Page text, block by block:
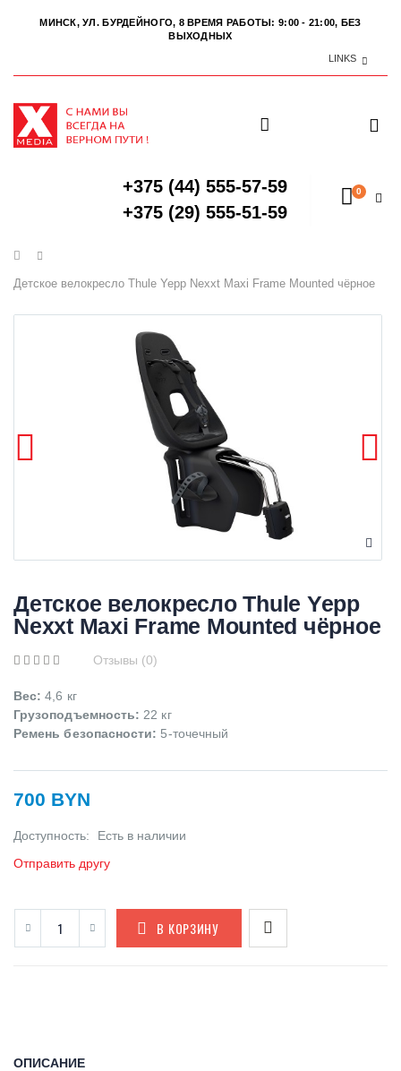
МИНСК, УЛ. БУРДЕЙНОГО, 8 ВРЕМЯ РАБОТЫ: 9:00 - 21:00, БЕЗ
ВЫХОДНЫХ
LINKS
+375 (44) 555-57-59
+375 (29) 555-51-59
0
Главная
Детское велокресло Thule Yepp Nexxt Maxi Frame Mounted чёрное
Детское велокресло Thule Yepp
Nexxt Maxi Frame Mounted чёрное
Отзывы (0)
Вес: 4,6 кг
Грузоподъемность: 22 кг
Ремень безопасности: 5-точечный
700 BYN
Доступность:
Есть в наличии
Отправить другу
В КОРЗИНУ
ОПИСАНИЕ